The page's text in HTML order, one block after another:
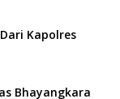
Kapolres
Bhayangkara